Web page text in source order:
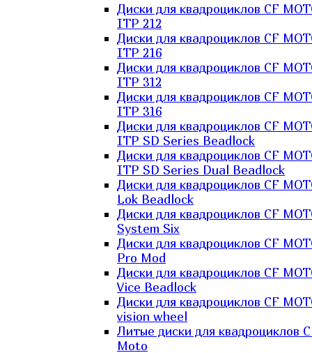
Диски для квадроциклов CF
ITP 212
Диски для квадроциклов CF
ITP 216
Диски для квадроциклов CF
ITP 312
Диски для квадроциклов CF
ITP 316
Диски для квадроциклов CF
ITP SD Series Beadlock
Диски для квадроциклов CF
ITP SD Series Dual Beadlock
Диски для квадроциклов CF
Lok Beadlock
Диски для квадроциклов CF
System Six
Диски для квадроциклов CF
Pro Mod
Диски для квадроциклов CF
Vice Beadlock
Диски для квадроциклов CF
vision wheel
Литые диски для квадроциклов
Moto